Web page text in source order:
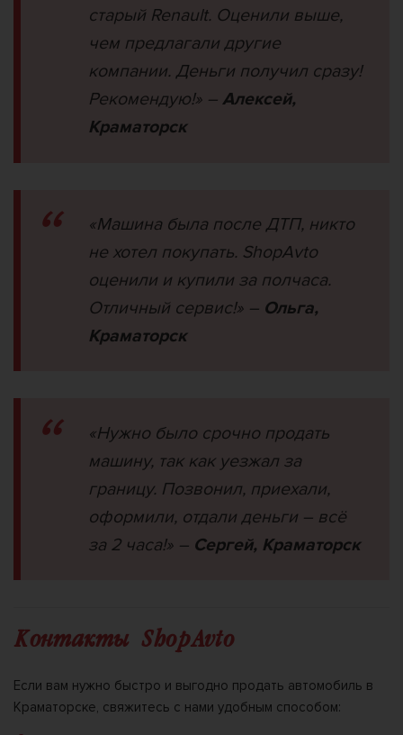
старый Renault. Оценили выше,
чем предлагали другие
компании. Деньги получил сразу!
Рекомендую!» – Алексей,
Краматорск
«Машина была после ДТП, никто
не хотел покупать. ShopAvto
оценили и купили за полчаса.
Отличный сервис!» – Ольга,
Краматорск
«Нужно было срочно продать
машину, так как уезжал за
границу. Позвонил, приехали,
оформили, отдали деньги – всё
за 2 часа!» – Сергей, Краматорск
Контакты ShopAvto
Если вам нужно быстро и выгодно продать автомобиль в
Краматорске, свяжитесь с нами удобным способом: